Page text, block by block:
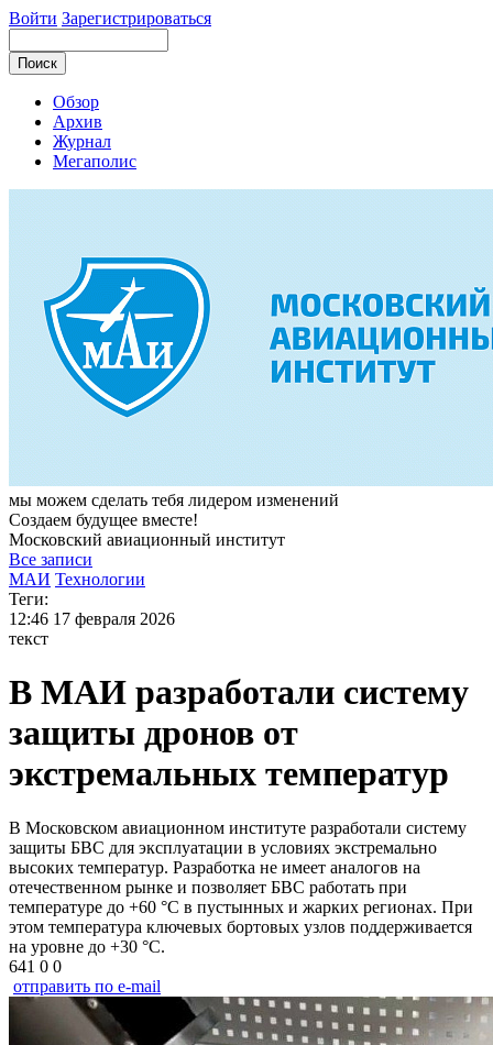
Войти Зарегистрироваться
Обзор
Архив
Журнал
Мегаполис
мы можем сделать тебя лидером изменений
Создаем будущее вместе!
Московский авиационный институт
Все записи
МАИ Технологии
Теги:
12:46 17 февраля 2026
текст
В МАИ разработали систему
защиты дронов от
экстремальных температур
В Московском авиационном институте разработали систему
защиты БВС для эксплуатации в условиях экстремально
высоких температур. Разработка не имеет аналогов на
отечественном рынке и позволяет БВС работать при
температуре до +60 °C в пустынных и жарких регионах. При
этом температура ключевых бортовых узлов поддерживается
на уровне до +30 °C.
641 0 0
отправить по e-mail